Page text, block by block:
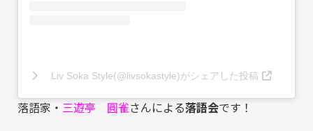
Liv Soka Style(@livsokastyle)がシェアした投稿
落語家・ 三遊亭 圓雀さんによる落語会です！